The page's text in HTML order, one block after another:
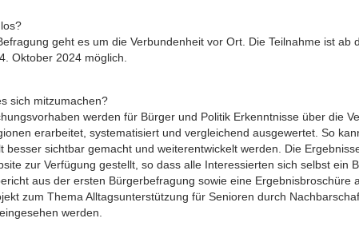
geht es um die Verbundenheit vor Ort. Die Teilnahme ist ab
Oktober 2024 möglich.
sich mitzumachen?
werden für Bürger und Politik Erkenntnisse über die
erarbeitet, systematisiert und vergleichend ausgewertet. So
besser sichtbar gemacht und weiterentwickelt werden. Die
zur Verfügung gestellt, so dass alle Interessierten sich selbst ein
aus der ersten Bürgerbefragung sowie eine Ergebnisbroschüre
zum Thema Alltagsunterstützung für Senioren durch
werden.